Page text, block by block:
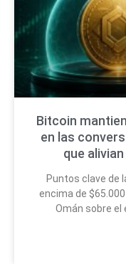
Bitcoin
en las
que
Puntos clave de
encima de
Omán sobre el